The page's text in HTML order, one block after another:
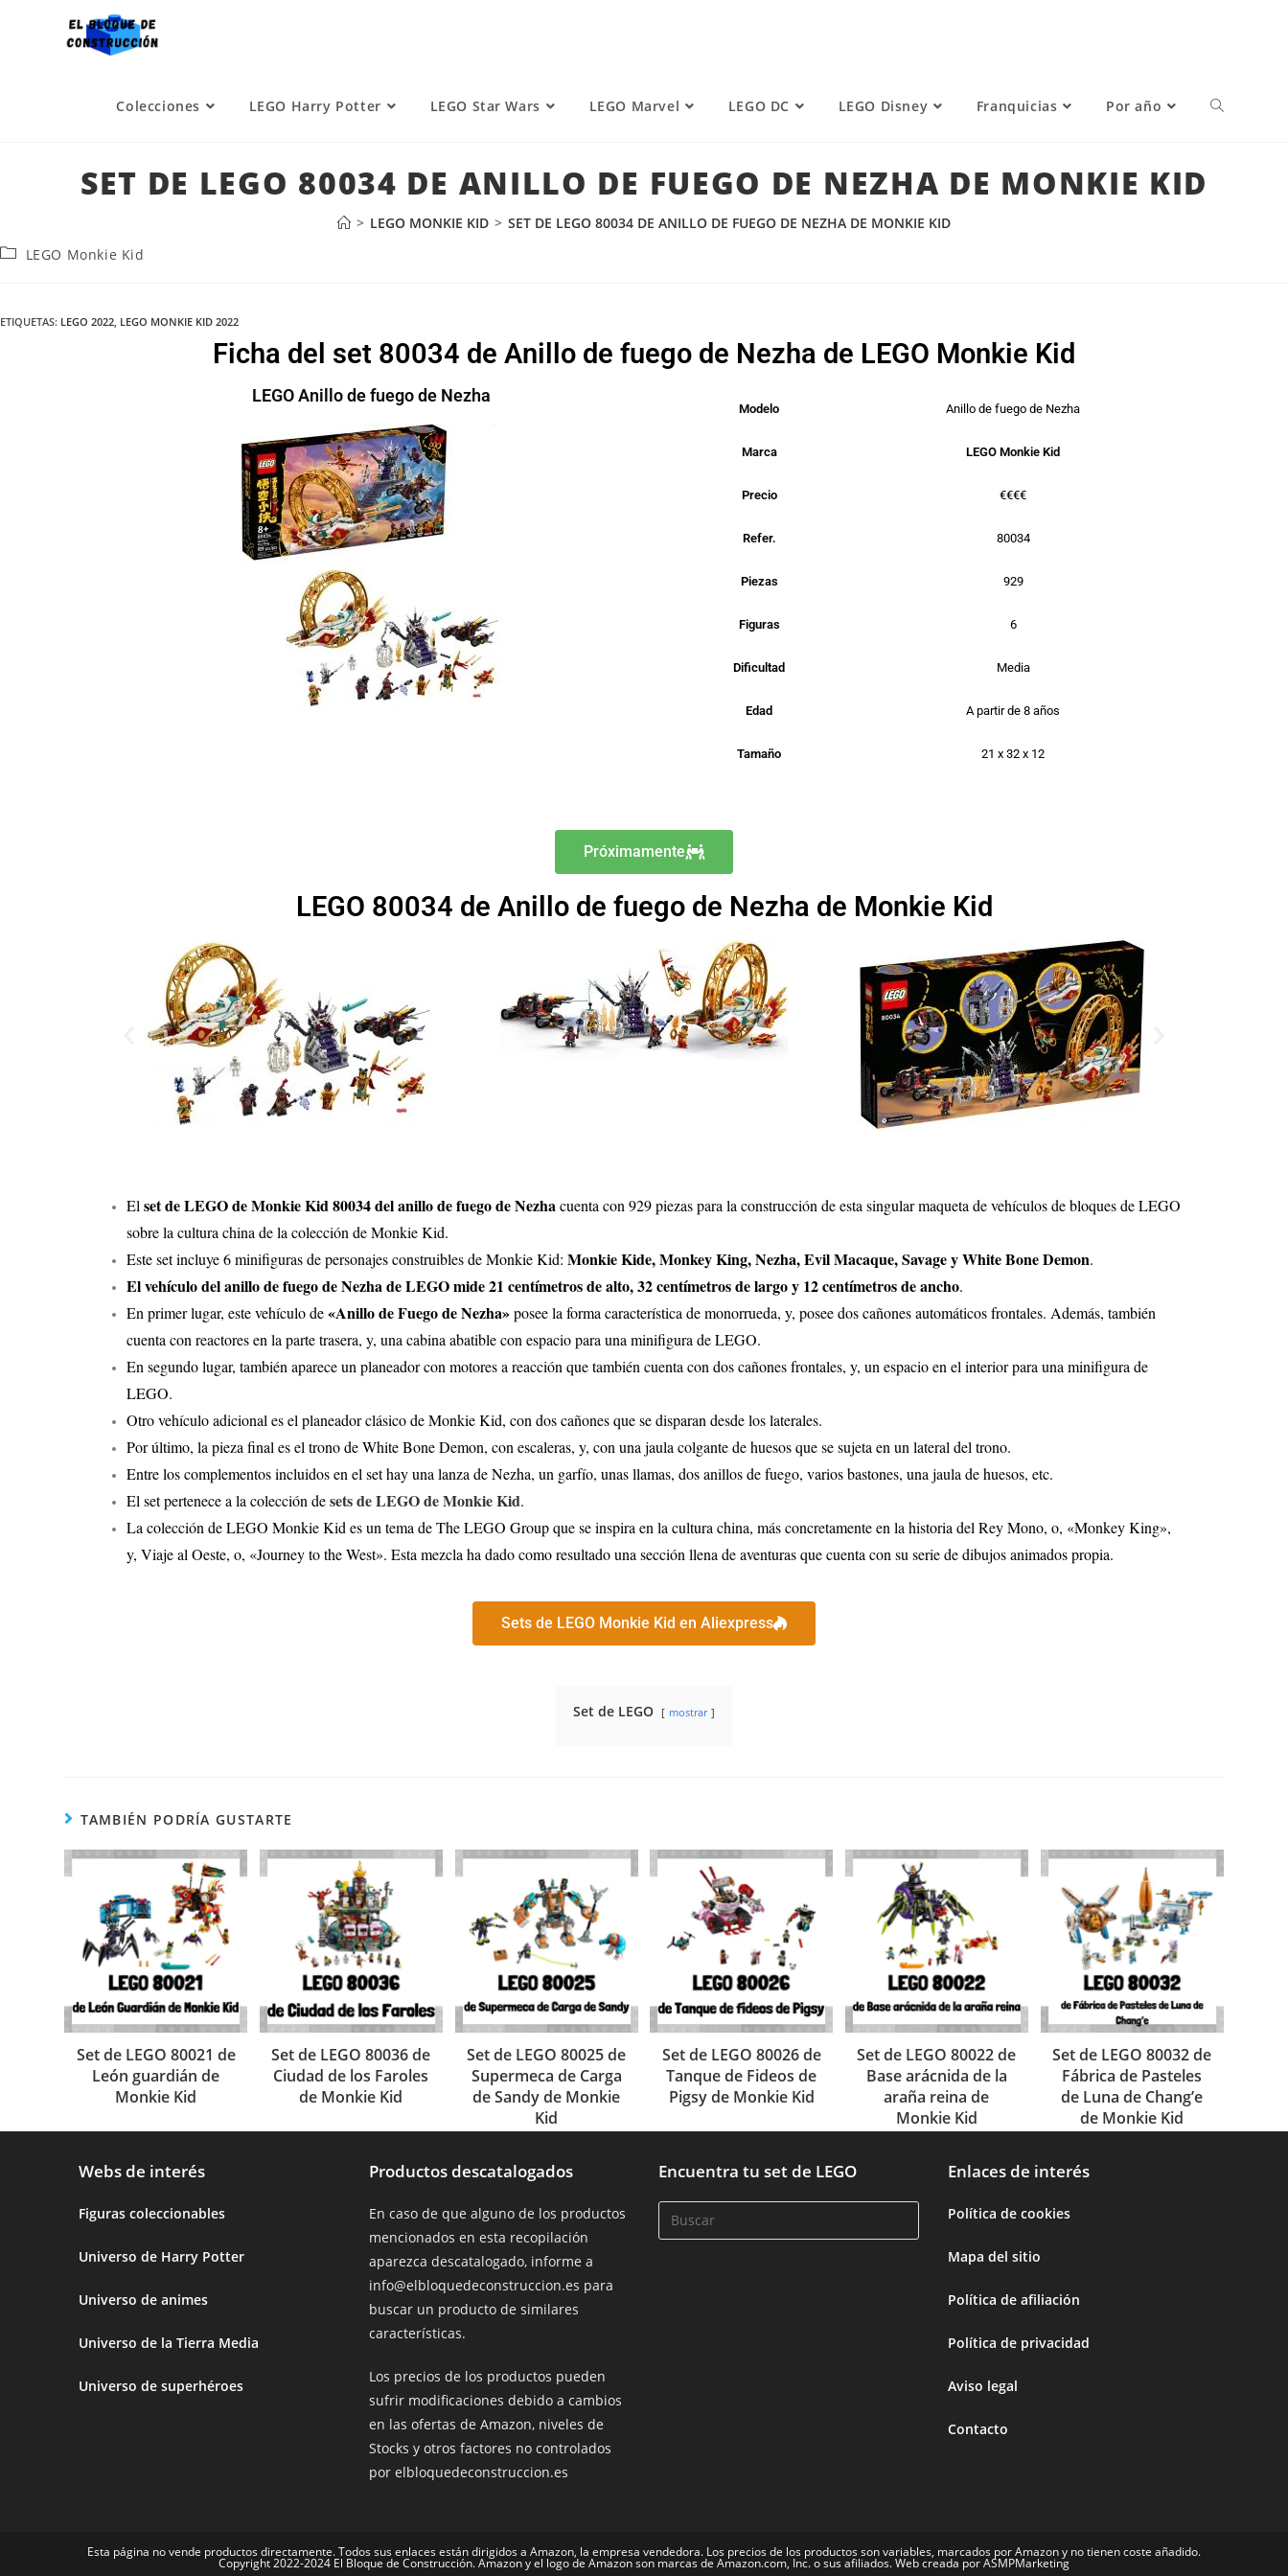
Colecciones LEGO Harry Potter LEGO Star Wars LEGO Marvel LEGO DC LEGO Disney Franquicias Por año
SET DE LEGO 80034 DE ANILLO DE FUEGO DE NEZHA DE MONKIE KID
> LEGO MONKIE KID > SET DE LEGO 80034 DE ANILLO DE FUEGO DE NEZHA DE MONKIE KID
LEGO Monkie Kid
ETIQUETAS: LEGO 2022, LEGO MONKIE KID 2022
Ficha del set 80034 de Anillo de fuego de Nezha de LEGO Monkie Kid
LEGO Anillo de fuego de Nezha
Modelo Anillo de fuego de Nezha
Marca LEGO Monkie Kid
Precio €€€€
Refer. 80034
Piezas 929
Figuras 6
Dificultad Media
Edad A partir de 8 años
Tamaño 21 x 32 x 12
Próximamente
LEGO 80034 de Anillo de fuego de Nezha de Monkie Kid
El set de LEGO de Monkie Kid 80034 del anillo de fuego de Nezhacuenta con 929 piezas para la construcción de esta singular maqueta de vehículos de bloques de LEGO
sobre la cultura china de la colección de Monkie Kid.
Este set incluye 6 minifiguras de personajes construibles de Monkie Kid: Monkie Kide, Monkey King, Nezha, Evil Macaque, Savage y White Bone Demon.
El vehículo del anillo de fuego de Nezha de LEGO mide 21 centímetros de alto, 32 centímetros de largo y 12 centímetros de ancho.
En primer lugar, este vehículo de«Anillo de Fuego de Nezha»posee la forma característica de monorrueda, y, posee dos cañones automáticos frontales. Además, también
cuenta con reactores en la parte trasera, y, una cabina abatible con espacio para una minifigura de LEGO.
En segundo lugar, también aparece un planeador con motores a reacción que también cuenta con dos cañones frontales, y, un espacio en el interior para una minifigura de
LEGO.
Otro vehículo adicional es el planeador clásico de Monkie Kid, con dos cañones que se disparan desde los laterales.
Por último, la pieza final es el trono de White Bone Demon, con escaleras, y, con una jaula colgante de huesos que se sujeta en un lateral del trono.
Entre los complementos incluidos en el set hay una lanza de Nezha, un garfío, unas llamas, dos anillos de fuego, varios bastones, una jaula de huesos, etc.
El set pertenece a la colección desets de LEGO de Monkie Kid.
La colección de LEGO Monkie Kid es un tema de The LEGO Group que se inspira en la cultura china, más concretamente en la historia del Rey Mono, o, «Monkey King»,
y, Viaje al Oeste, o, «Journey to the West». Esta mezcla ha dado como resultado una sección llena de aventuras que cuenta con su serie de dibujos animados propia.
Sets de LEGO Monkie Kid en Aliexpress
Set de LEGO mostrar
TAMBIÉN PODRÍA GUSTARTE
Set de LEGO 80021 de
León guardián de
Monkie Kid
Set de LEGO 80036 de
Ciudad de los Faroles
de Monkie Kid
Set de LEGO 80025 de
Supermeca de Carga
de Sandy de Monkie
Kid
Set de LEGO 80026 de
Tanque de Fideos de
Pigsy de Monkie Kid
Set de LEGO 80022 de
Base arácnida de la
araña reina de
Monkie Kid
Set de LEGO 80032 de
Fábrica de Pasteles
de Luna de Chang’e
de Monkie Kid
Webs de interés
Figuras coleccionables
Universo de Harry Potter
Universo de animes
Universo de la Tierra Media
Universo de superhéroes
Productos descatalogados
En caso de que alguno de los productos
mencionados en esta recopilación
aparezca descatalogado, informe a
info@elbloquedeconstruccion.es para
buscar un producto de similares
características.
Los precios de los productos pueden
sufrir modificaciones debido a cambios
en las ofertas de Amazon, niveles de
Stocks y otros factores no controlados
por elbloquedeconstruccion.es
Encuentra tu set de LEGO Enlaces de interés
Política de cookies
Mapa del sitio
Política de afiliación
Política de privacidad
Aviso legal
Contacto
Esta página no vende productos directamente. Todos sus enlaces están dirigidos a Amazon, la empresa vendedora. Los precios de los productos son variables, marcados por Amazon y no tienen coste añadido.
Copyright 2022-2024 El Bloque de Construcción. Amazon y el logo de Amazon son marcas de Amazon.com, Inc. o sus afiliados. Web creada por ASMPMarketing